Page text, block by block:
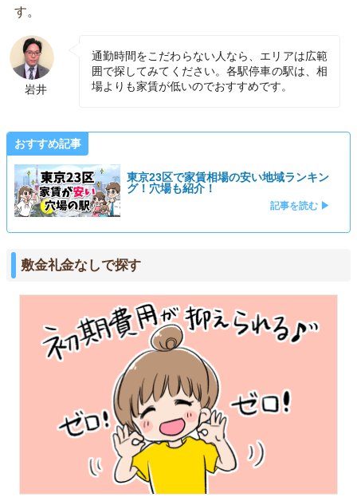
す。
岩井
通勤時間をこだわらない人なら、エリアは広範
囲で探してみてください。各駅停車の駅は、相
場よりも家賃が低いのでおすすめです。
おすすめ記事
東京23区で家賃相場の安い地域ランキン
グ！穴場も紹介！
記事を読む ▶
敷金礼金なしで探す